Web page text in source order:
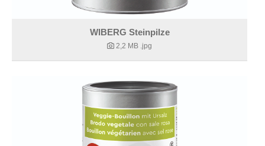
WIBERG Steinpilze
2,2 MB .jpg